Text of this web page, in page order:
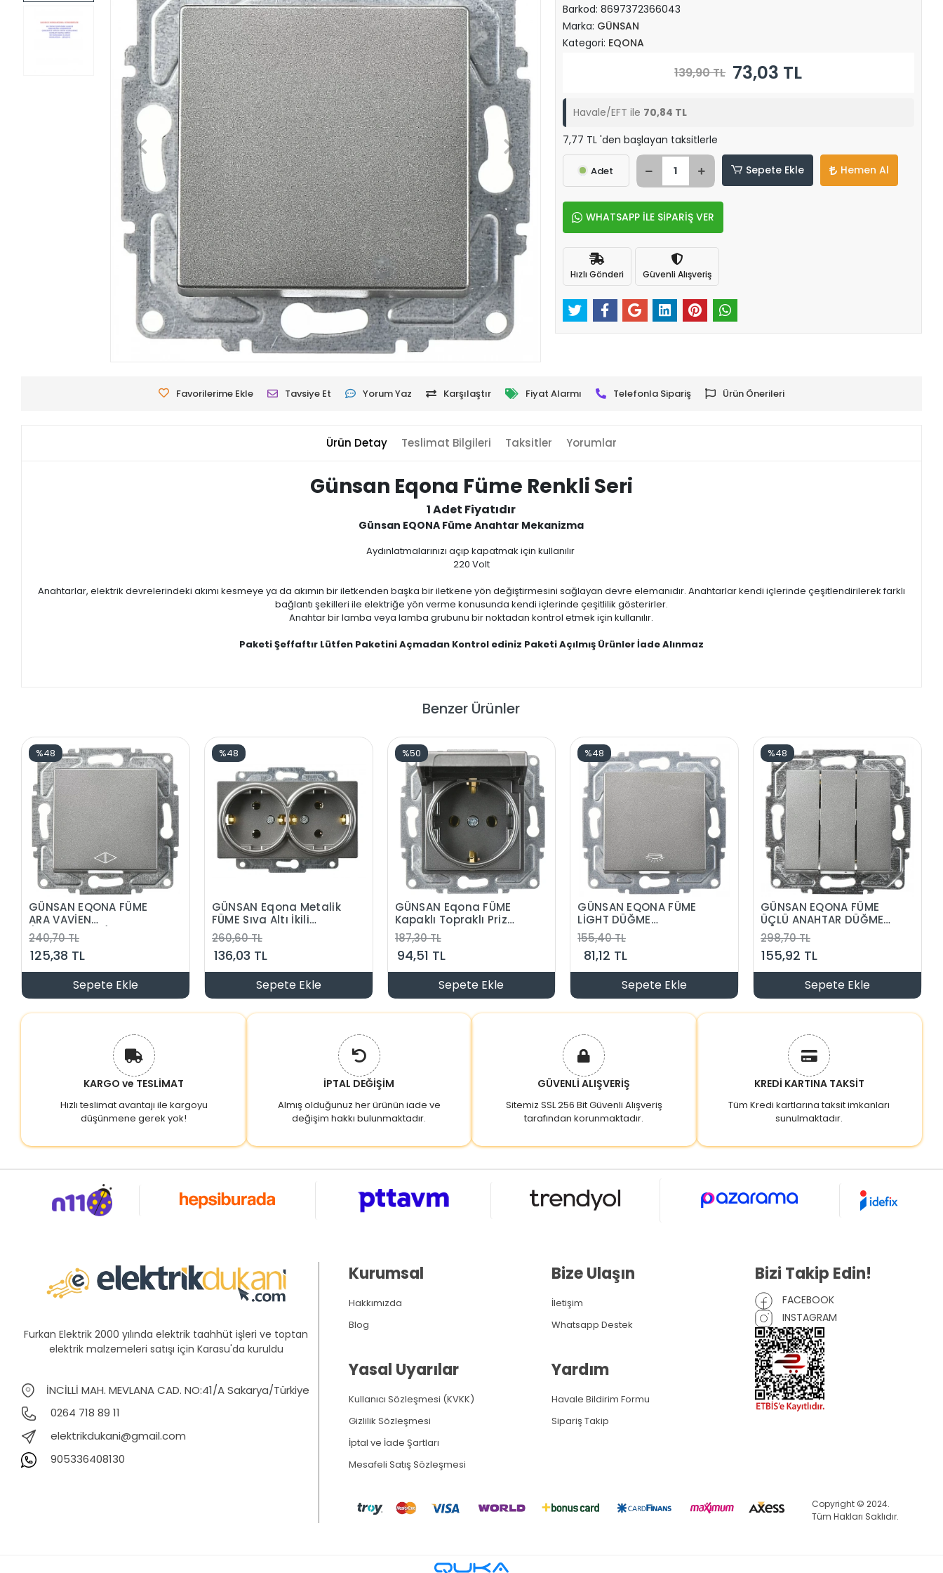
Barkod: 8697372366043
Marka: GÜNSAN
Kategori: EQONA
139,90 TL 73,03 TL
Havale/EFT ile 70,84 TL
7,77 TL 'den başlayan taksitlerle
Adet Sepete Ekle Hemen Al
WHATSAPP İLE SİPARİŞ VER
Hızlı Gönderi Güvenli Alışveriş
Favorilerime Ekle Tavsiye Et Yorum Yaz Karşılaştır Fiyat Alarmı Telefonla Sipariş Ürün Önerileri
Ürün Detay Teslimat Bilgileri Taksitler Yorumlar
Günsan Eqona Füme Renkli Seri
1 Adet Fiyatıdır
Günsan EQONA Füme Anahtar Mekanizma
Aydınlatmalarınızı açıp kapatmak için kullanılır
220 Volt
Anahtarlar, elektrik devrelerindeki akımı kesmeye ya da akımın bir iletkenden başka bir iletkene yön değiştirmesini sağlayan devre elemanıdır. Anahtarlar kendi içlerinde çeşitlendirilerek farklı
bağlantı şekilleri ile elektriğe yön verme konusunda kendi içlerinde çeşitlilik gösterirler.
Anahtar bir lamba veya lamba grubunu bir noktadan kontrol etmek için kullanılır.
Paketi Şeffaftır Lütfen Paketini Açmadan Kontrol ediniz Paketi Açılmış Ürünler İade Alınmaz
Benzer Ürünler
%48
GÜNSAN EQONA FÜME
ARA VAVİEN
(PERMÜTATÖR) DÜĞME
MEKANİZMA
240,70 TL
125,38 TL
Sepete Ekle
%48
GÜNSAN Eqona Metalik
FÜME Sıva Altı İkili
Topraklı Priz Düğme +
Mekanizma
260,60 TL
136,03 TL
Sepete Ekle
%50
GÜNSAN Eqona FÜME
Kapaklı Topraklı Priz
Düğme+Mekanizma
187,30 TL
94,51 TL
Sepete Ekle
%48
GÜNSAN EQONA FÜME
LİGHT DÜĞME
MEKANİZMA
155,40 TL
81,12 TL
Sepete Ekle
%48
GÜNSAN EQONA FÜME
ÜÇLÜ ANAHTAR DÜĞME
MEKANİZMA
298,70 TL
155,92 TL
Sepete Ekle
KARGO ve TESLİMAT
Hızlı teslimat avantajı ile kargoyu
düşünmene gerek yok!
İPTAL DEĞİŞİM
Almış olduğunuz her ürünün iade ve
değişim hakkı bulunmaktadır.
GÜVENLİ ALIŞVERİŞ
Sitemiz SSL 256 Bit Güvenli Alışveriş
tarafından korunmaktadır.
KREDİ KARTINA TAKSİT
Tüm Kredi kartlarına taksit imkanları
sunulmaktadır.
Furkan Elektrik 2000 yılında elektrik taahhüt işleri ve toptan
elektrik malzemeleri satışı için Karasu'da kuruldu
İNCİLLİ MAH. MEVLANA CAD. NO:41/A Sakarya/Türkiye
0264 718 89 11
elektrikdukani@gmail.com
905336408130
Kurumsal
Hakkımızda
Blog
Yasal Uyarılar
Kullanıcı Sözleşmesi (KVKK)
Gizlilik Sözleşmesi
İptal ve İade Şartları
Mesafeli Satış Sözleşmesi
Bize Ulaşın
İletişim
Whatsapp Destek
Yardım
Havale Bildirim Formu
Sipariş Takip
Bizi Takip Edin!
FACEBOOK
INSTAGRAM
Copyright © 2024.
Tüm Hakları Saklıdır.